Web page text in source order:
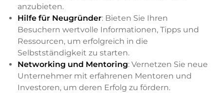
anzubieten.
Hilfe für Neugründer: Bieten Sie Ihren
Besuchern wertvolle Informationen, Tipps und
Ressourcen, um erfolgreich in die
Selbstständigkeit zu starten.
Networking und Mentoring: Vernetzen Sie neue
Unternehmer mit erfahrenen Mentoren und
Investoren, um deren Erfolg zu fördern.